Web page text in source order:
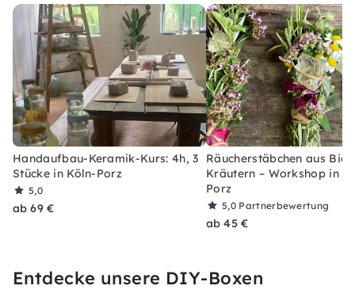
Handaufbau-Keramik-Kurs: 4h, 3
Stücke in Köln-Porz
5,0
ab 69 €
Räucherstäbchen aus Bio-
Kräutern – Workshop in
Porz
5,0 Partnerbewertung
ab 45 €
Entdecke unsere DIY-Boxen